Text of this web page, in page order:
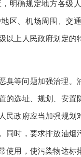
明确规定地方各级
区、机场周围、交
以上人民政府划定
臭等问题加强治理
的选址、规划、安
民政府应当加强规
同时，要求排放油
使用，使污染物达